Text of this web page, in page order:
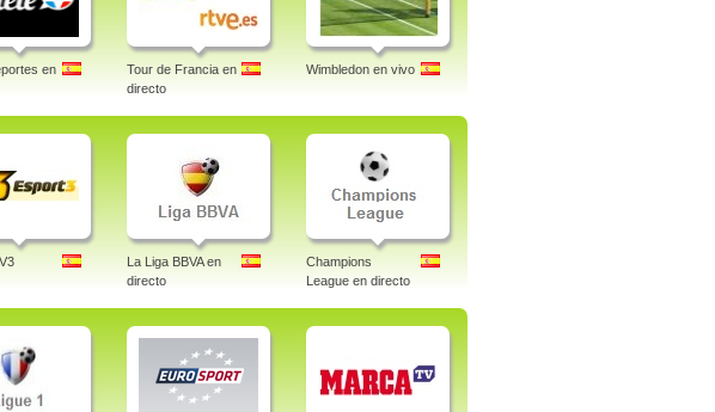
en
Tour de Francia en
directo
Wimbledon en vivo
La Liga BBVA en
directo
Champions
League en directo